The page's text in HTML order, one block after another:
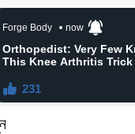
News